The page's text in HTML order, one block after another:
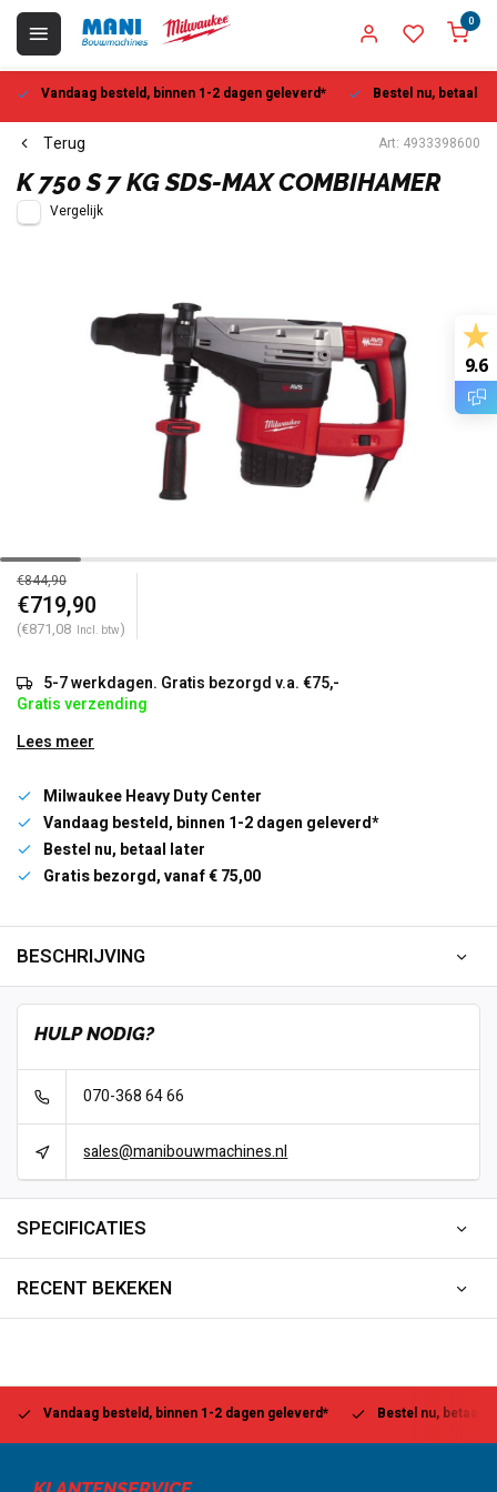
0
Vandaag besteld, binnen 1-2 dagen geleverd* Bestel nu, betaal
Terug Art: 4933398600
K 750 S 7 KG SDS-MAX COMBIHAMER
Vergelijk
€844,90
€719,90
(€871,08 Incl. btw)
5-7 werkdagen. Gratis bezorgd v.a. €75,-
Gratis verzending
Lees meer
Milwaukee Heavy Duty Center
Vandaag besteld, binnen 1-2 dagen geleverd*
Bestel nu, betaal later
Gratis bezorgd, vanaf € 75,00
BESCHRIJVING
HULP NODIG?
070-368 64 66
sales@manibouwmachines.nl
SPECIFICATIES
RECENT BEKEKEN
Vandaag besteld, binnen 1-2 dagen geleverd* Bestel nu, betaal
9.6